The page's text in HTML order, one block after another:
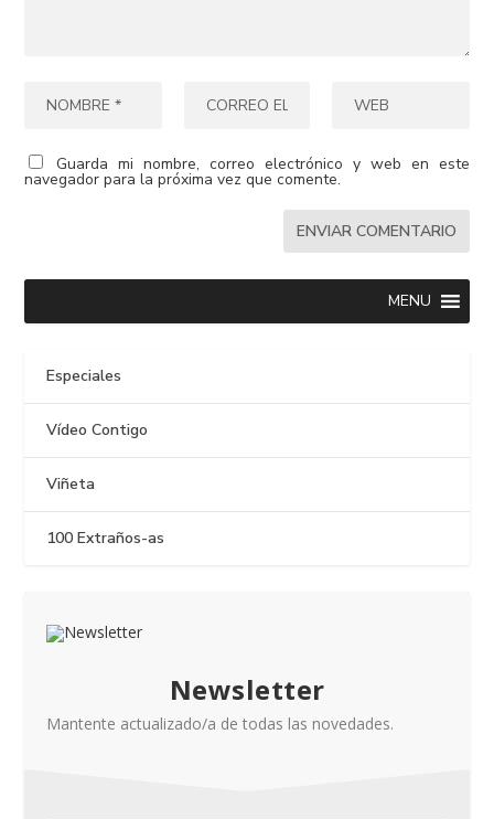
Guarda mi nombre, correo electrónico y web en este
navegador para la próxima vez que comente.
MENU
Especiales
Vídeo Contigo
Viñeta
100 Extraños-as
Newsletter
Mantente actualizado/a de todas las novedades.